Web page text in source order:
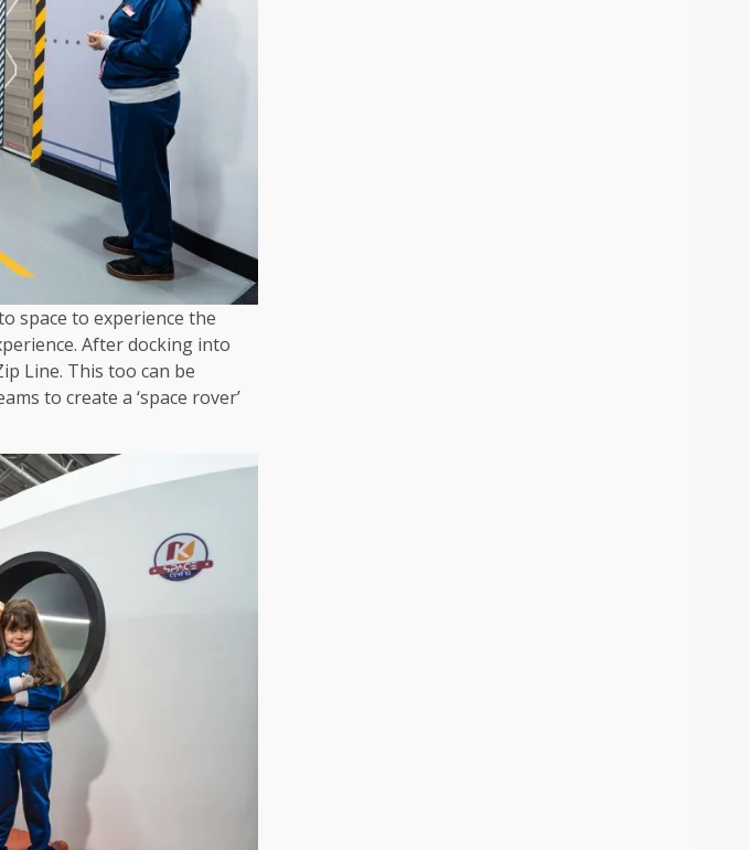
space to experience the
After docking into
Line. This too can be
to create a ‘space rover’